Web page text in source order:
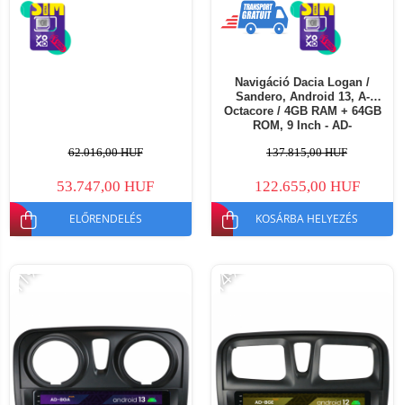
62.016,00 HUF
53.747,00 HUF
ELŐRENDELÉS
Navigáció Dacia Logan /
Sandero, Android 13, A-
Octacore / 4GB RAM + 64GB
ROM, 9 Inch - AD-
137.815,00 HUF
122.655,00 HUF
KOSÁRBA HELYEZÉS
-11% -14%